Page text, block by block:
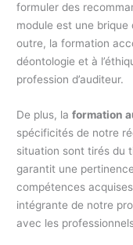
formuler des
module est une
outre, la formation
déontologie et à
profession d’auditeur.
De plus, laformation
spécificités de notre
situation sont tirés du
garantit une
compétences
intégrante de notre
avec les